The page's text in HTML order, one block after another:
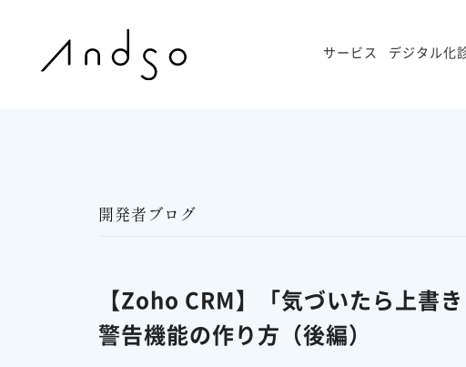
サービス デジタル化
開発者ブログ
【Zoho CRM】「気づいたら上書
警告機能の作り方（後編）